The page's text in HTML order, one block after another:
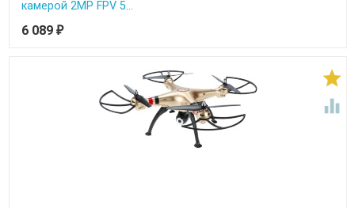
камерой 2MP FPV 5...
6 089 ₽

